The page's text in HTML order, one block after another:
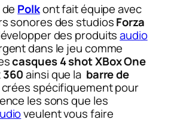
Polkont fait équipe avec
sonores des studiosForza
des produitsaudio
dans le jeu comme
casques 4 shot XBox One
360ainsi que la barre de
spécifiquement pour
les sons que les
veulent vous faire